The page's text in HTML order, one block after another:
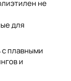
не
для
плавными
и